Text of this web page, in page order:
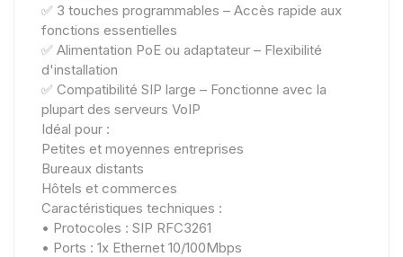
✅ 3 touches programmables – Accès rapide aux
fonctions essentielles
✅ Alimentation PoE ou adaptateur – Flexibilité
d'installation
✅ Compatibilité SIP large – Fonctionne avec la
plupart des serveurs VoIP
Idéal pour :
Petites et moyennes entreprises
Bureaux distants
Hôtels et commerces
Caractéristiques techniques :
• Protocoles : SIP RFC3261
• Ports : 1x Ethernet 10/100Mbps